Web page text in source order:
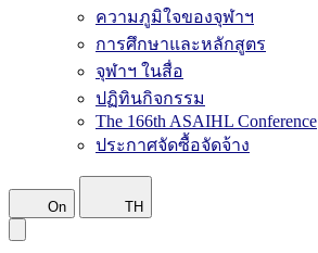
ความภูมิใจของจุฬาฯ
การศึกษาและหลักสูตร
จุฬาฯ ในสื่อ
ปฏิทินกิจกรรม
The 166th ASAIHL Conference
ประกาศจัดซื้อจัดจ้าง
On TH